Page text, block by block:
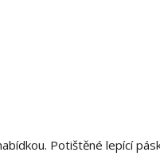
Potištěné lepící